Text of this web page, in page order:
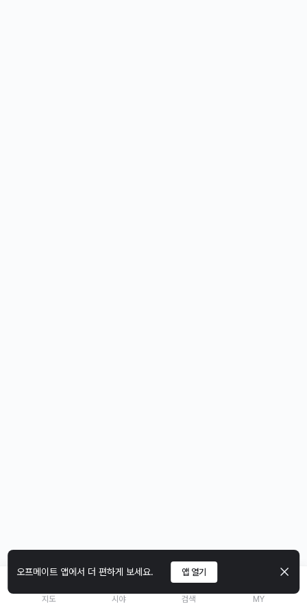
오프메이트 앱에서 더 편하게 보세요. 앱 열기
지도 시야 검색 MY